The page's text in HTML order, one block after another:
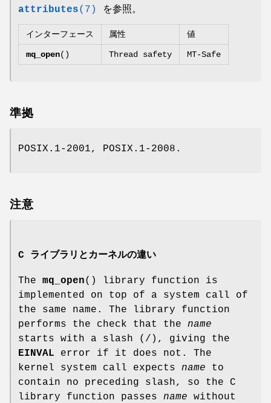
attributes(7) を参照。
インターフェース 属性 値
mq_open() Thread safety MT-Safe
準拠
POSIX.1-2001, POSIX.1-2008.
注意
C ライブラリとカーネルの違い
The mq_open() library function is
implemented on top of a system call of
the same name. The library function
performs the check that the name
starts with a slash (/), giving the
EINVAL error if it does not. The
kernel system call expects name to
contain no preceding slash, so the C
library function passes name without